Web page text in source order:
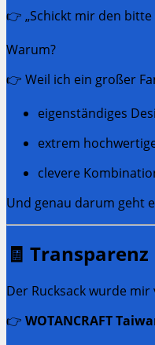
👉 „Schickt mir den bitte
Warum?
👉 Weil ich ein großer
eigenständiges
extrem
clevere
Und genau darum geht
🧾 Transparenz
Der Rucksack wurde mir
👉 WOTANCRAFT